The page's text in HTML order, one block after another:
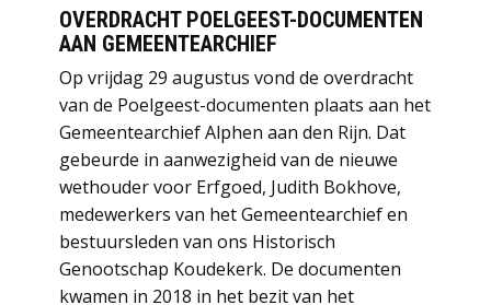
OVERDRACHT POELGEEST-DOCUMENTEN
AAN GEMEENTEARCHIEF
Op vrijdag 29 augustus vond de overdracht
van de Poelgeest-documenten plaats aan het
Gemeentearchief Alphen aan den Rijn. Dat
gebeurde in aanwezigheid van de nieuwe
wethouder voor Erfgoed, Judith Bokhove,
medewerkers van het Gemeentearchief en
bestuursleden van ons Historisch
Genootschap Koudekerk. De documenten
kwamen in 2018 in het bezit van het